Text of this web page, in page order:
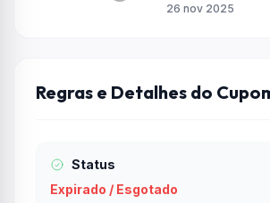
26 nov 2025
Regras e Detalhes do
Status
Expirado / Esgotado